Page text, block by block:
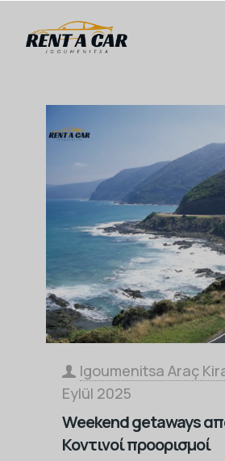
Igoumenitsa Araç
Eylül 2025
Weekend getaways
Κοντινοί προορισμοί